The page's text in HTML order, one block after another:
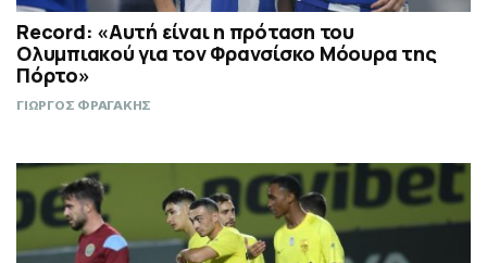
Record: «Αυτή είναι η πρόταση του
Ολυμπιακού για τον Φρανσίσκο Μόουρα της
Πόρτο»
ΓΙΩΡΓΟΣ ΦΡΑΓΑΚΗΣ